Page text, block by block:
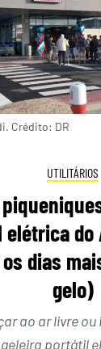
Crédito: DR
UTILITÁRIOS
do
dias
gelo)
ao ar livre ou
portátil